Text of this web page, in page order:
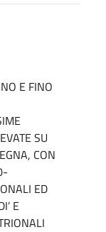
E FINO
SU
CON
ED
E